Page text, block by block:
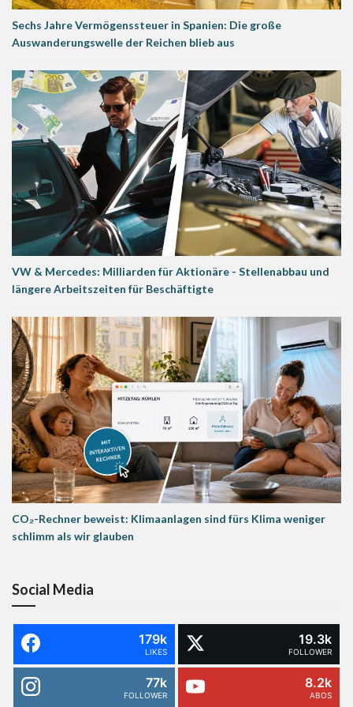
Sechs Jahre Vermögenssteuer in Spanien: Die große
Auswanderungswelle der Reichen blieb aus
VW & Mercedes: Milliarden für Aktionäre - Stellenabbau und
längere Arbeitszeiten für Beschäftigte
CO₂-Rechner beweist: Klimaanlagen sind fürs Klima weniger
schlimm als wir glauben
Social Media
179k
LIKES
19.3k
FOLLOWER
77k
FOLLOWER
8.2k
ABOS